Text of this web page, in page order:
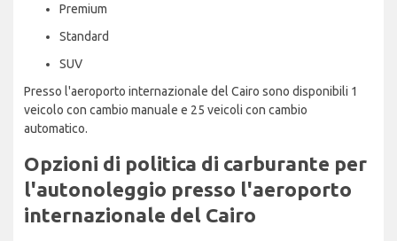
Premium
Standard
SUV
Presso l'aeroporto internazionale del Cairo sono disponibili 1
veicolo con cambio manuale e 25 veicoli con cambio
automatico.
Opzioni di politica di carburante per
l'autonoleggio presso l'aeroporto
internazionale del Cairo